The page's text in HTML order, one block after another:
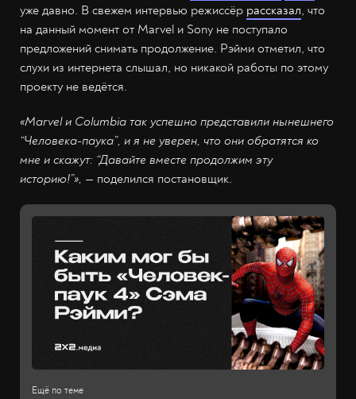
уже давно. В свежем интервью режиссёр рассказал, что
на данный момент от Marvel и Sony не поступало
предложений снимать продолжение. Рэйми отметил, что
слухи из интернета слышал, но никакой работы по этому
проекту не ведётся.
«Marvel и Columbia так успешно представили нынешнего
“Человека-паука”, и я не уверен, что они обратятся ко
мне и скажут: “Давайте вместе продолжим эту
историю!”», — поделился постановщик.